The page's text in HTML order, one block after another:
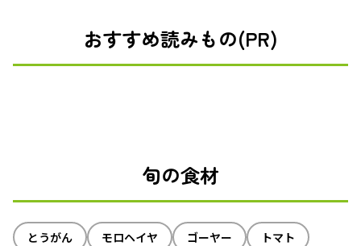
おすすめ読みもの(PR)
旬の食材
とうがん モロヘイヤ ゴーヤー
トマト